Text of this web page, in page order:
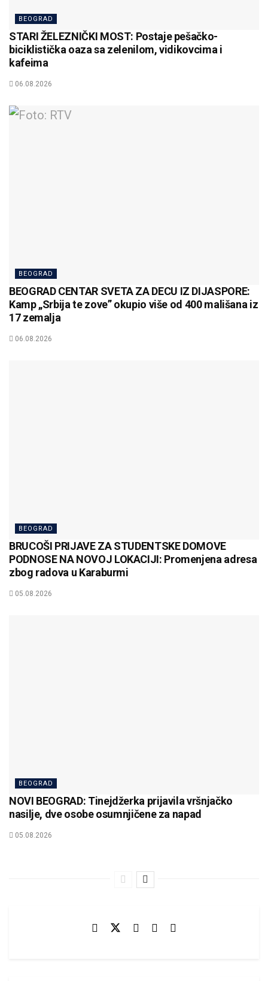
BEOGRAD
STARI ŽELEZNIČKI MOST: Postaje pešačko-
biciklistička oaza sa zelenilom, vidikovcima i
kafeima
06.08.2026
BEOGRAD
BEOGRAD CENTAR SVETA ZA DECU IZ DIJASPORE:
Kamp „Srbija te zove” okupio više od 400 mališana iz
17 zemalja
06.08.2026
BEOGRAD
BRUCOŠI PRIJAVE ZA STUDENTSKE DOMOVE
PODNOSE NA NOVOJ LOKACIJI: Promenjena adresa
zbog radova u Karaburmi
05.08.2026
BEOGRAD
NOVI BEOGRAD: Tinejdžerka prijavila vršnjačko
nasilje, dve osobe osumnjičene za napad
05.08.2026